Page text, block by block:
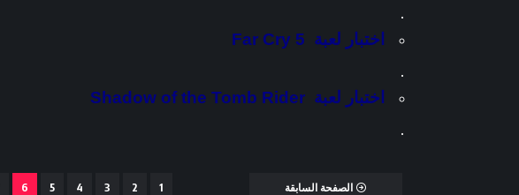
.
اختبار لعبة Far Cry 5
.
اختبار لعبة Shadow of the Tomb Rider
.
الصفحة السابقة 1
2
3
4
5
6